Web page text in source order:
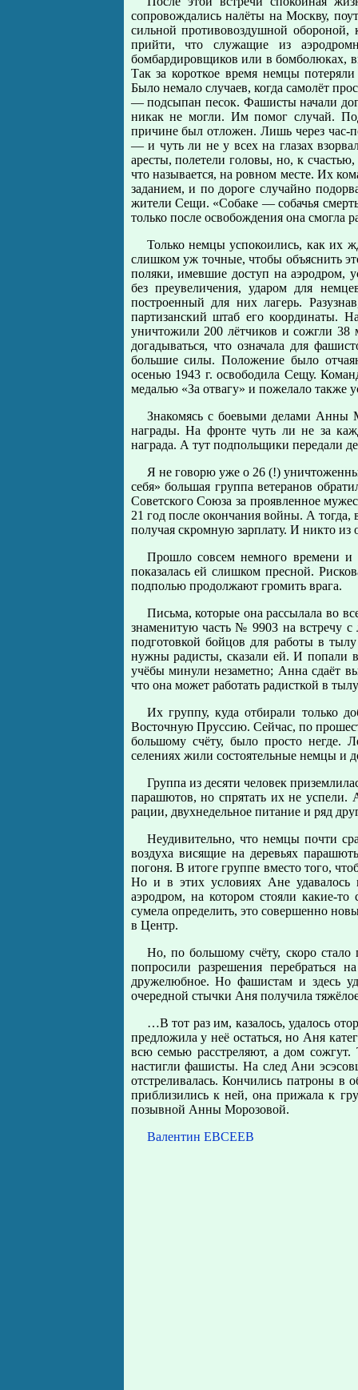
сопровождались налёты на Москву,
сильной противовоздушной
прийти, что служащие из
бомбардировщиков или в бомболюках,
Так за короткое время немцы
Было немало случаев, когда самолёт
— подсыпан песок. Фашисты начали
никак не могли. Им помог случай.
причине был отложен. Лишь через час-
— и чуть ли не у всех на глазах
аресты, полетели головы, но, к
что называется, на ровном месте. Их
заданием, и по дороге случайно
жители Сещи. «Собаке — собачья
только после освобождения она смогла
Только немцы успокоились, как их
слишком уж точные, чтобы объяснить
поляки, имевшие доступ на аэродром,
без преувеличения, ударом для
построенный для них лагерь.
партизанский штаб его координаты.
уничтожили 200 лётчиков и сожгли
догадываться, что означала для
большие силы. Положение было
осенью 1943 г. освободила Сещу.
медалью «За отвагу» и пожелало также
Знакомясь с боевыми делами Анны
награды. На фронте чуть ли не за
награда. А тут подпольщики передали
Я не говорю уже о 26 (!)
себя» большая группа ветеранов
Советского Союза за проявленное
21 год после окончания войны. А тогда,
получая скромную зарплату. И никто
Прошло совсем немного времени и
показалась ей слишком пресной.
подполью продолжают громить врага.
Письма, которые она рассылала во
знаменитую часть № 9903 на встречу
подготовкой бойцов для работы в
нужны радисты, сказали ей. И попали
учёбы минули незаметно; Анна сдаёт
что она может работать радисткой в
Их группу, куда отбирали только
Восточную Пруссию. Сейчас, по
большому счёту, было просто негде.
селениях жили состоятельные немцы и
Группа из десяти человек
парашютов, но спрятать их не успели.
рации, двухнедельное питание и ряд
Неудивительно, что немцы почти
воздуха висящие на деревьях
погоня. В итоге группе вместо того,
Но и в этих условиях Ане удавалось
аэродром, на котором стояли какие-
сумела определить, это совершенно
в Центр.
Но, по большому счёту, скоро стало
попросили разрешения
дружелюбное. Но фашистам и здесь
очередной стычки Аня получила
…В тот раз им, казалось, удалось
предложила у неё остаться, но Аня
всю семью расстреляют, а дом
настигли фашисты. На след Ани
отстреливалась. Кончились патроны в
приблизились к ней, она прижала к
позывной Анны Морозовой.
Валентин ЕВСЕЕВ